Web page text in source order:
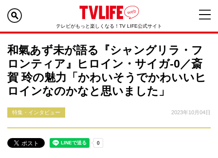
テレビがもっと楽しくなる！TV LIFE公式サイト
和氣あず未が語る『シャングリラ・フ
ロンティア』ヒロイン・サイガ-0／斎
賀 玲の魅力「かわいそうでかわいいヒ
ロインなのかなと思いました」
特集・インタビュー 2023年10月04日